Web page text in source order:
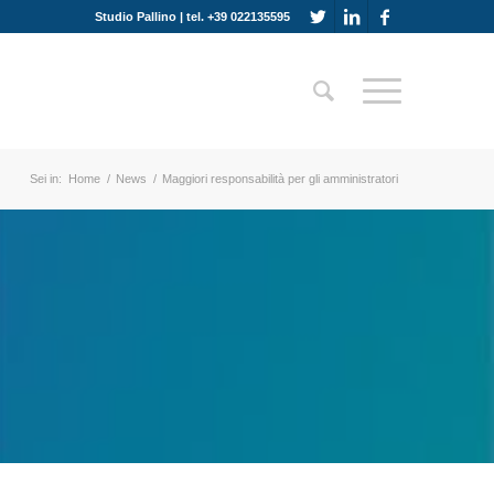
Studio Pallino | tel. +39 022135595
Sei in: Home / News / Maggiori responsabilità per gli amministratori